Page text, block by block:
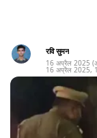
रवि सुमन
16 अप्रैल 2025
16 अप्रैल 2025,